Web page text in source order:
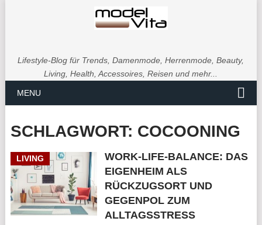
Lifestyle-Blog für Trends, Damenmode, Herrenmode, Beauty,
Living, Health, Accessoires, Reisen und mehr...
MENU
SCHLAGWORT: COCOONING
LIVING
WORK-LIFE-BALANCE: DAS
EIGENHEIM ALS
RÜCKZUGSORT UND
GEGENPOL ZUM
ALLTAGSSTRESS